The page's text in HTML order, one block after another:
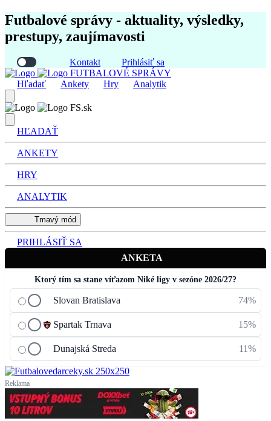
Futbalové správy - aktuality, výsledky,
prestupy, zaujímavosti
Kontakt
Prihlásiť sa
FUTBALOVÉ SPRÁVY
Hľadať
Ankety Hry Analytik
FS.sk
HĽADAŤ
ANKETY
HRY
ANALYTIK
Tmavý mód
PRIHLÁSIŤ SA
ANKETA
Ktorý tím sa stane víťazom Niké ligy v sezóne 2026/27?
Slovan Bratislava 74%
Spartak Trnava 15%
Dunajská Streda 11%
Reklama